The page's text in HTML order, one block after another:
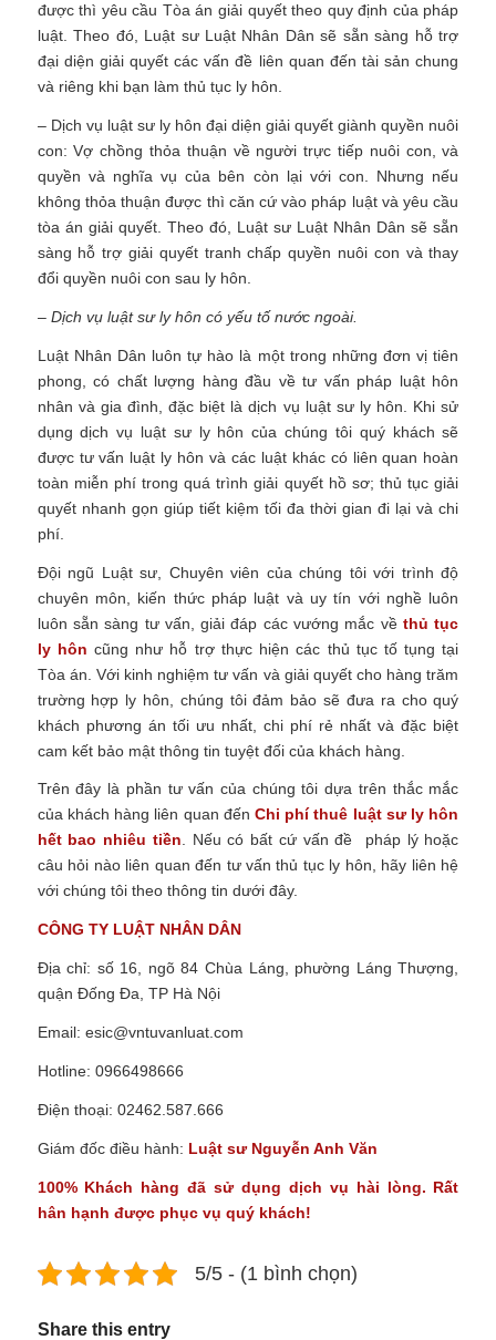
được thì yêu cầu Tòa án giải quyết theo quy định của pháp
luật. Theo đó, Luật sư Luật Nhân Dân sẽ sẵn sàng hỗ trợ
đại diện giải quyết các vấn đề liên quan đến tài sản chung
và riêng khi bạn làm thủ tục ly hôn.
– Dịch vụ luật sư ly hôn đại diện giải quyết giành quyền nuôi
con:Vợ chồng thỏa thuận về người trực tiếp nuôi con, và
quyền và nghĩa vụ của bên còn lại với con. Nhưng nếu
không thỏa thuận được thì căn cứ vào pháp luật và yêu cầu
tòa án giải quyết. Theo đó, Luật sư Luật Nhân Dân sẽ sẵn
sàng hỗ trợ giải quyết tranh chấp quyền nuôi con và thay
đổi quyền nuôi con sau ly hôn.
– Dịch vụ luật sư ly hôn có yếu tố nước ngoài.
Luật Nhân Dân luôn tự hào là một trong những đơn vị tiên
phong, có chất lượng hàng đầu về tư vấn pháp luật hôn
nhân và gia đình, đặc biệt là dịch vụ luật sư ly hôn. Khi sử
dụng dịch vụ luật sư ly hôn của chúng tôi quý khách sẽ
được tư vấn luật ly hôn và các luật khác có liên quan hoàn
toàn miễn phí trong quá trình giải quyết hồ sơ; thủ tục giải
quyết nhanh gọn giúp tiết kiệm tối đa thời gian đi lại và chi
phí.
Đội ngũ Luật sư, Chuyên viên của chúng tôi với trình độ
chuyên môn, kiến thức pháp luật và uy tín với nghề luôn
luôn sẵn sàng tư vấn, giải đáp các vướng mắc vềthủ tục
ly hôn cũng như hỗ trợ thực hiện các thủ tục tố tụng tại
Tòa án. Với kinh nghiệm tư vấn và giải quyết cho hàng trăm
trường hợp ly hôn, chúng tôi đảm bảo sẽ đưa ra cho quý
khách phương án tối ưu nhất, chi phí rẻ nhất và đặc biệt
cam kết bảo mật thông tin tuyệt đối của khách hàng.
Trên đây là phần tư vấn của chúng tôi dựa trên thắc mắc
của khách hàng liên quan đến Chi phí thuê luật sư ly hôn
hết bao nhiêu tiền. Nếu có bất cứ vấn đề pháp lý hoặc
câu hỏi nào liên quan đến tư vấn thủ tục ly hôn, hãy liên hệ
với chúng tôi theo thông tin dưới đây.
CÔNG TY LUẬT NHÂN DÂN
Địa chỉ: số 16, ngõ 84 Chùa Láng, phường Láng Thượng,
quận Đống Đa, TP Hà Nội
Email: esic@vntuvanluat.com
Hotline: 0966498666
Điện thoại: 02462.587.666
Giám đốc điều hành: Luật sư Nguyễn Anh Văn
100% Khách hàng đã sử dụng dịch vụ hài lòng. Rất
hân hạnh được phục vụ quý khách!
5/5 - (1 bình chọn)
Share this entry